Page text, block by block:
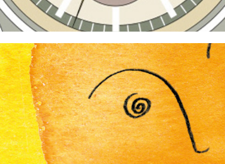
LUNA MAGAZIN